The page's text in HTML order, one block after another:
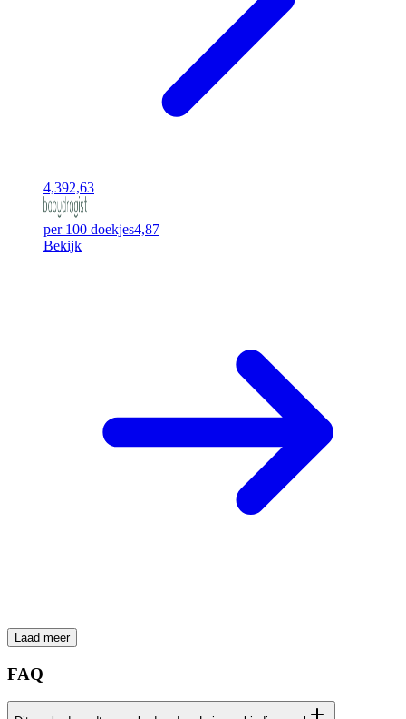
4,392,63
per 100 doekjes4,87
Bekijk
Laad meer
FAQ